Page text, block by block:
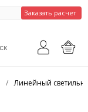
Заказать расчет
/ Линейный